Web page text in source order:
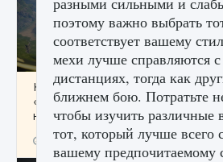
Как исправить ошибку Palworld
«Идет сохранение мира —
начать сохранение данных мира»
9 августа 2024 2 711
поэтому важно выбрать
соответствует вашему
мехи лучше справляются
дистанциях, тогда как
ближнем бою. Потратьте
чтобы изучить различные
тот, который лучше всего
вашему предпочитаемому